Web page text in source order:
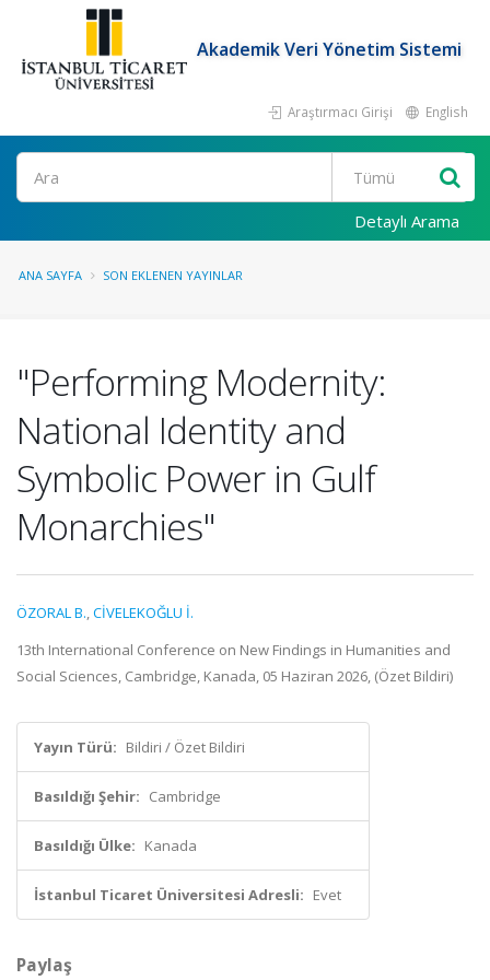
Akademik Veri Yönetim Sistemi
Araştırmacı Girişi English
Ara
Detaylı Arama
ANA SAYFA SON EKLENEN YAYINLAR
"Performing Modernity:
National Identity and
Symbolic Power in Gulf
Monarchies"
ÖZORAL B.,CİVELEKOĞLU İ.
13th International Conference on New Findings in Humanities and
Social Sciences, Cambridge, Kanada, 05 Haziran 2026, (Özet Bildiri)
Yayın Türü: Bildiri / Özet Bildiri
Basıldığı Şehir: Cambridge
Basıldığı Ülke: Kanada
İstanbul Ticaret Üniversitesi Adresli: Evet
Paylaş